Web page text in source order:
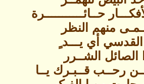
حــائـــــــــــرة
منهم النظر
القدسي أي يـــد
الشــرر
رحــب قــبـرك يــا